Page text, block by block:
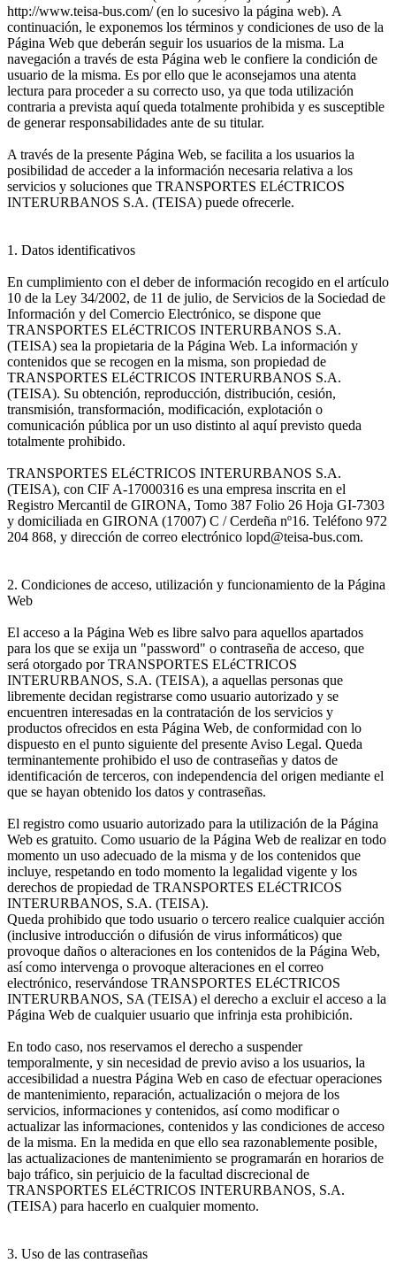
http://www.teisa-bus.com/ (en lo sucesivo la página web). A
continuación, le exponemos los términos y condiciones de uso de la
Página Web que deberán seguir los usuarios de la misma. La
navegación a través de esta Página web le confiere la condición de
usuario de la misma. Es por ello que le aconsejamos una atenta
lectura para proceder a su correcto uso, ya que toda utilización
contraria a prevista aquí queda totalmente prohibida y es susceptible
de generar responsabilidades ante de su titular.
A través de la presente Página Web, se facilita a los usuarios la
posibilidad de acceder a la información necesaria relativa a los
servicios y soluciones que TRANSPORTES ELéCTRICOS
INTERURBANOS S.A. (TEISA) puede ofrecerle.
1. Datos identificativos
En cumplimiento con el deber de información recogido en el artículo
10 de la Ley 34/2002, de 11 de julio, de Servicios de la Sociedad de
Información y del Comercio Electrónico, se dispone que
TRANSPORTES ELéCTRICOS INTERURBANOS S.A.
(TEISA) sea la propietaria de la Página Web. La información y
contenidos que se recogen en la misma, son propiedad de
TRANSPORTES ELéCTRICOS INTERURBANOS S.A.
(TEISA). Su obtención, reproducción, distribución, cesión,
transmisión, transformación, modificación, explotación o
comunicación pública por un uso distinto al aquí previsto queda
totalmente prohibido.
TRANSPORTES ELéCTRICOS INTERURBANOS S.A.
(TEISA), con CIF A-17000316 es una empresa inscrita en el
Registro Mercantil de GIRONA, Tomo 387 Folio 26 Hoja GI-7303
y domiciliada en GIRONA (17007) C / Cerdeña nº16. Teléfono 972
204 868, y dirección de correo electrónico lopd@teisa-bus.com.
2. Condiciones de acceso, utilización y funcionamiento de la Página
Web
El acceso a la Página Web es libre salvo para aquellos apartados
para los que se exija un "password" o contraseña de acceso, que
será otorgado por TRANSPORTES ELéCTRICOS
INTERURBANOS, S.A. (TEISA), a aquellas personas que
libremente decidan registrarse como usuario autorizado y se
encuentren interesadas en la contratación de los servicios y
productos ofrecidos en esta Página Web, de conformidad con lo
dispuesto en el punto siguiente del presente Aviso Legal. Queda
terminantemente prohibido el uso de contraseñas y datos de
identificación de terceros, con independencia del origen mediante el
que se hayan obtenido los datos y contraseñas.
El registro como usuario autorizado para la utilización de la Página
Web es gratuito. Como usuario de la Página Web de realizar en todo
momento un uso adecuado de la misma y de los contenidos que
incluye, respetando en todo momento la legalidad vigente y los
derechos de propiedad de TRANSPORTES ELéCTRICOS
INTERURBANOS, S.A. (TEISA).
Queda prohibido que todo usuario o tercero realice cualquier acción
(inclusive introducción o difusión de virus informáticos) que
provoque daños o alteraciones en los contenidos de la Página Web,
así como intervenga o provoque alteraciones en el correo
electrónico, reservándose TRANSPORTES ELéCTRICOS
INTERURBANOS, SA (TEISA) el derecho a excluir el acceso a la
Página Web de cualquier usuario que infrinja esta prohibición.
En todo caso, nos reservamos el derecho a suspender
temporalmente, y sin necesidad de previo aviso a los usuarios, la
accesibilidad a nuestra Página Web en caso de efectuar operaciones
de mantenimiento, reparación, actualización o mejora de los
servicios, informaciones y contenidos, así como modificar o
actualizar las informaciones, contenidos y las condiciones de acceso
de la misma. En la medida en que ello sea razonablemente posible,
las actualizaciones de mantenimiento se programarán en horarios de
bajo tráfico, sin perjuicio de la facultad discrecional de
TRANSPORTES ELéCTRICOS INTERURBANOS, S.A.
(TEISA) para hacerlo en cualquier momento.
3. Uso de las contraseñas